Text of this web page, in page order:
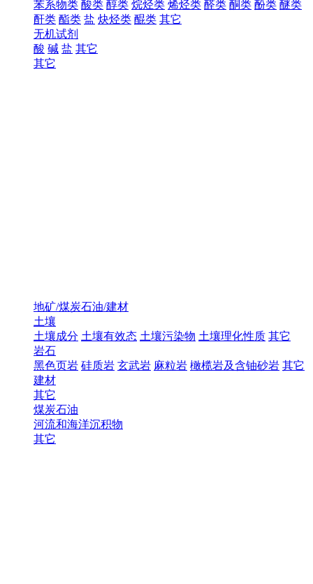
苯系物类 酸类 醇类 烷烃类 烯烃类 醛类 酮类 酚类 醚类
酐类 酯类 盐 炔烃类 醌类 其它
无机试剂
酸 碱 盐 其它
其它
地矿/煤炭石油/建材
土壤
土壤成分 土壤有效态 土壤污染物 土壤理化性质 其它
岩石
黑色页岩 硅质岩 玄武岩 麻粒岩 橄榄岩及含铀砂岩 其它
建材
其它
煤炭石油
河流和海洋沉积物
其它